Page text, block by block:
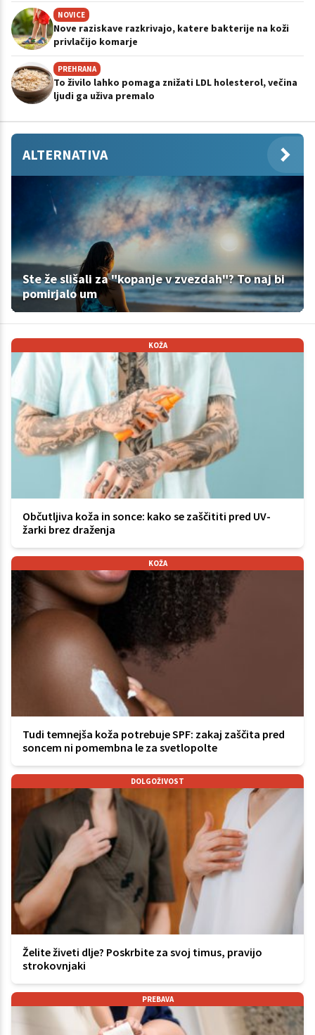
NOVICE
Nove raziskave razkrivajo, katere bakterije na koži
privlačijo komarje
PREHRANA
To živilo lahko pomaga znižati LDL holesterol, večina
ljudi ga uživa premalo
ALTERNATIVA
Ste že slišali za "kopanje v zvezdah"? To naj bi
pomirjalo um
KOŽA
Občutljiva koža in sonce: kako se zaščititi pred UV-
žarki brez draženja
KOŽA
Tudi temnejša koža potrebuje SPF: zakaj zaščita pred
soncem ni pomembna le za svetlopolte
DOLGOŽIVOST
Želite živeti dlje? Poskrbite za svoj timus, pravijo
strokovnjaki
PREBAVA